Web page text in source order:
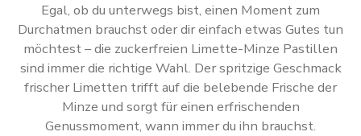
Egal, ob du unterwegs bist, einen Moment zum
Durchatmen brauchst oder dir einfach etwas Gutes tun
möchtest – die zuckerfreien Limette-Minze Pastillen
sind immer die richtige Wahl. Der spritzige Geschmack
frischer Limetten trifft auf die belebende Frische der
Minze und sorgt für einen erfrischenden
Genussmoment, wann immer du ihn brauchst.